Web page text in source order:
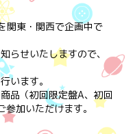
関東・関西で企画中で
らせいたしますので、
います。
品（初回限定盤A、初回
加いただけます。